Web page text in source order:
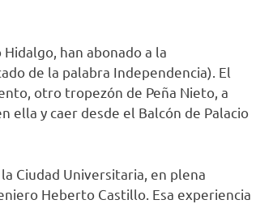
han abonado a la
de la palabra Independencia). El
otro tropezón de Peña Nieto, a
ella y caer desde el Balcón de Palacio
Ciudad Universitaria, en plena
Heberto Castillo. Esa experiencia